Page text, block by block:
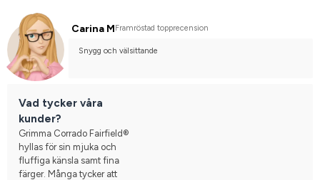
Carina M Framröstad topprecension
Snygg och välsittande
Vad tycker våra
kunder?
Grimma Corrado Fairfield®
hyllas för sin mjuka och
fluffiga känsla samt fina
färger. Många tycker att